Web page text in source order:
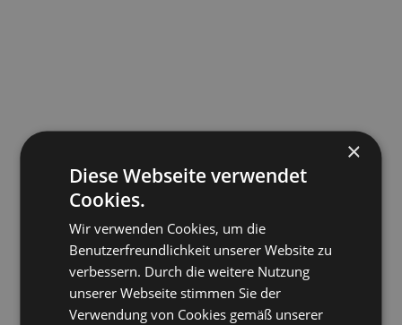
×
Diese Webseite verwendet
Cookies.
Wir verwenden Cookies, um die
Benutzerfreundlichkeit unserer Website zu
verbessern. Durch die weitere Nutzung
unserer Webseite stimmen Sie der
Verwendung von Cookies gemäß unserer